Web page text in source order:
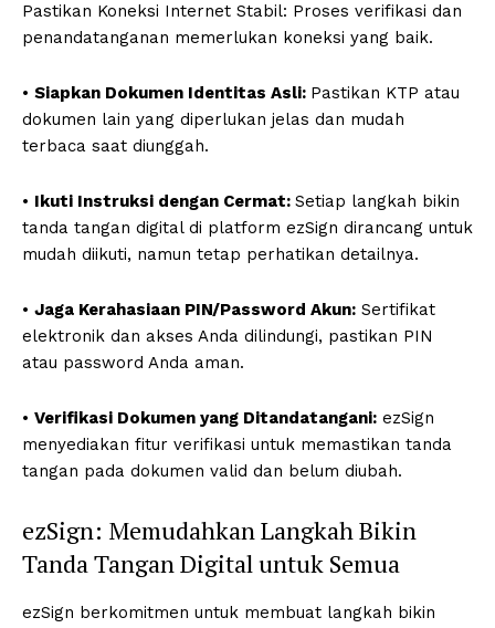
Pastikan Koneksi Internet Stabil: Proses verifikasi dan
penandatanganan memerlukan koneksi yang baik.
• Siapkan Dokumen Identitas Asli: Pastikan KTP atau
dokumen lain yang diperlukan jelas dan mudah
terbaca saat diunggah.
• Ikuti Instruksi dengan Cermat: Setiap langkah bikin
tanda tangan digital di platform ezSign dirancang untuk
mudah diikuti, namun tetap perhatikan detailnya.
• Jaga Kerahasiaan PIN/Password Akun: Sertifikat
elektronik dan akses Anda dilindungi, pastikan PIN
atau password Anda aman.
• Verifikasi Dokumen yang Ditandatangani: ezSign
menyediakan fitur verifikasi untuk memastikan tanda
tangan pada dokumen valid dan belum diubah.
ezSign: Memudahkan Langkah Bikin
Tanda Tangan Digital untuk Semua
ezSign berkomitmen untuk membuat langkah bikin